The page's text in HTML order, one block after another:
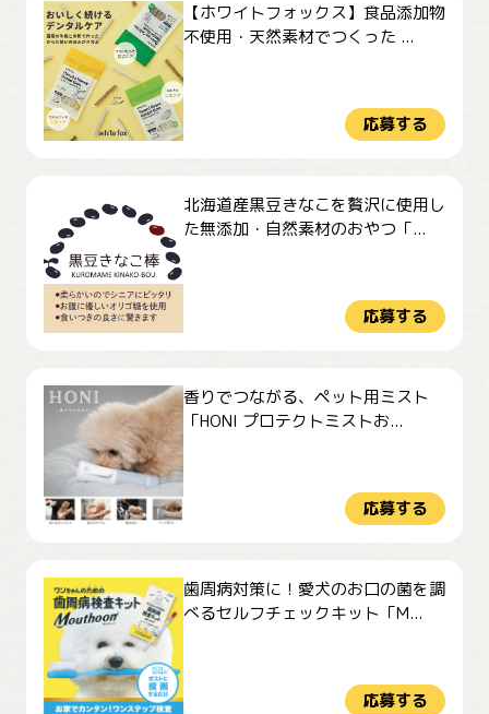
【ホワイトフォックス】食品添加物
不使用・天然素材でつくった ...
応募する
北海道産黒豆きなこを贅沢に使用し
た無添加・自然素材のおやつ「...
応募する
香りでつながる、ペット用ミスト
「HONI プロテクトミストお...
応募する
歯周病対策に！愛犬のお口の菌を調
べるセルフチェックキット「M...
応募する